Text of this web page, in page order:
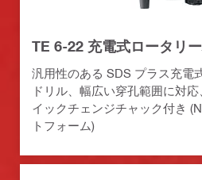
TE 6-22 充電式ロータリ
汎用性のある SDS プラス充電
ドリル、幅広い穿孔範囲に対
イックチェンジチャック付き
トフォーム)